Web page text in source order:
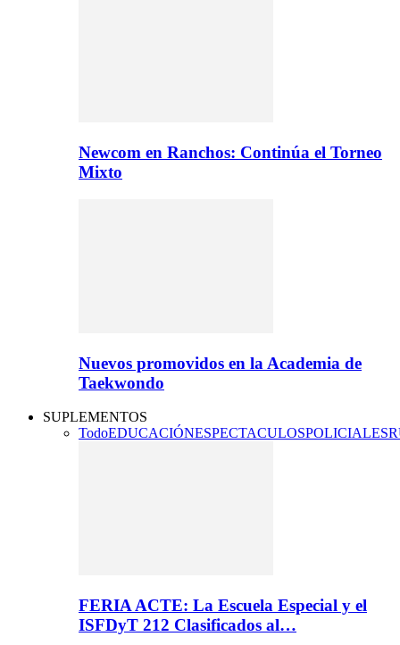
Newcom en Ranchos: Continúa el Torneo
Mixto
Nuevos promovidos en la Academia de
Taekwondo
SUPLEMENTOS
TodoEDUCACIÓNESPECTACULOSPOLICIALES
FERIA ACTE: La Escuela Especial y el
ISFDyT 212 Clasificados al…